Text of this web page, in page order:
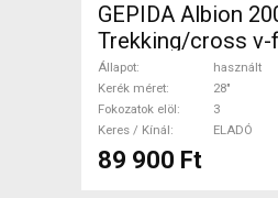
GEPIDA Albion
Trekking/cross v-
ELADÓ
Állapot
használt
Kerék méret
28"
Fokozatok elöl
3
Keres / Kínál
ELADÓ
89 900 Ft